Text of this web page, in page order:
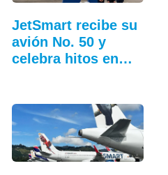
JetSmart recibe su
avión No. 50 y
celebra hitos en